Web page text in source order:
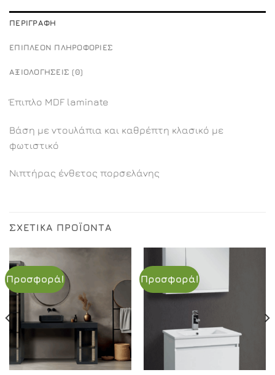
ΠΕΡΙΓΡΑΦΉ
ΕΠΙΠΛΈΟΝ ΠΛΗΡΟΦΟΡΊΕΣ
ΑΞΙΟΛΟΓΉΣΕΙΣ (0)
Έπιπλο MDF laminate
Βάση με ντουλάπια και καθρέπτη κλασικό με
φωτιστικό
Νιπτήρας ένθετος πορσελάνης
ΣΧΕΤΙΚΆ ΠΡΟΪΌΝΤΑ
Προσφορά! Προσφορά!